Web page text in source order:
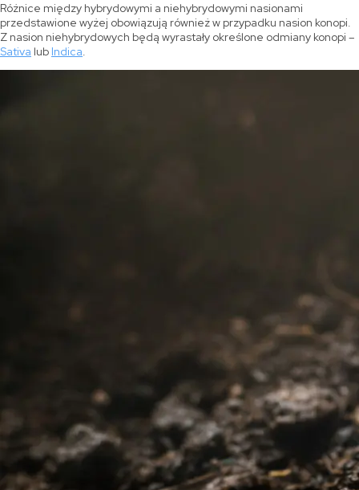
Różnice między hybrydowymi a niehybrydowymi nasionami
przedstawione wyżej obowiązują również w przypadku nasion konopi.
Z nasion niehybrydowych będą wyrastały określone odmiany konopi –
Sativa lub Indica.